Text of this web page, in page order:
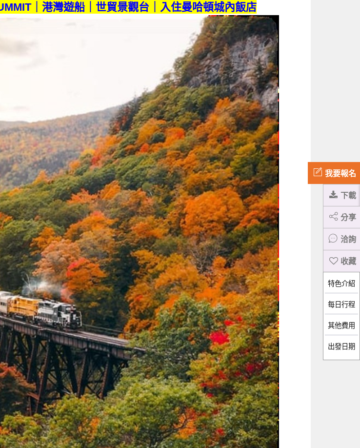
我要報名
下載
分享
洽詢
特色介紹
每日行程
出發日期
｜港灣遊船｜世貿景觀台｜入住曼哈頓城內飯店